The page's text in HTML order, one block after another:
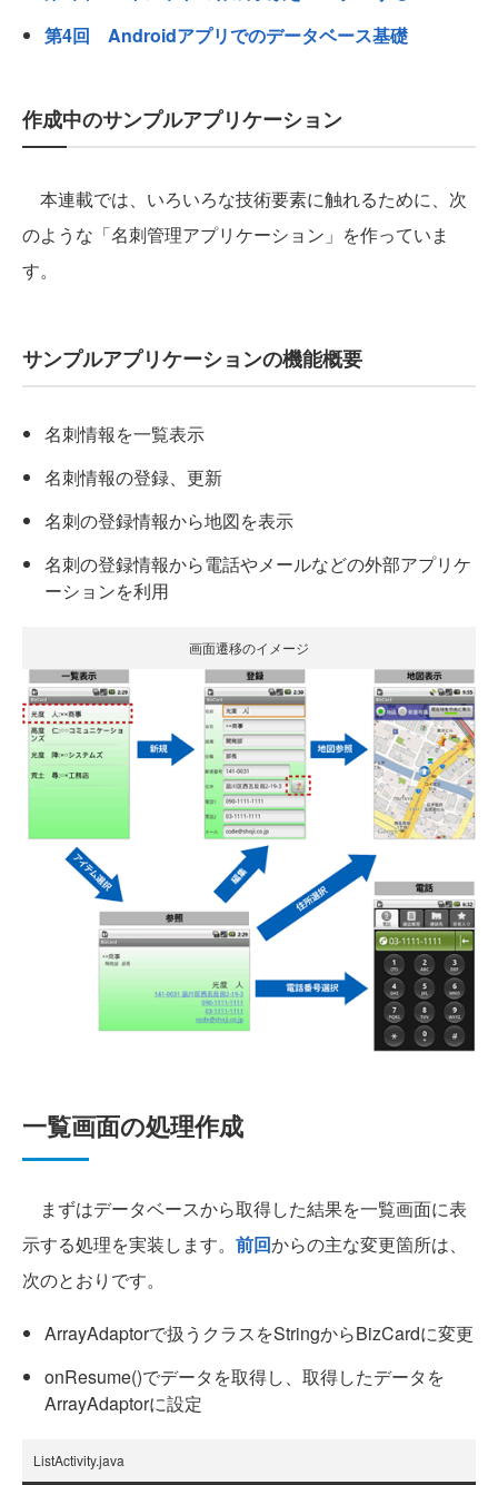
第4回 Androidアプリでのデータベース基礎
作成中のサンプルアプリケーション
本連載では、いろいろな技術要素に触れるために、次
のような「名刺管理アプリケーション」を作っていま
す。
サンプルアプリケーションの機能概要
名刺情報を一覧表示
名刺情報の登録、更新
名刺の登録情報から地図を表示
名刺の登録情報から電話やメールなどの外部アプリケ
ーションを利用
画面遷移のイメージ
一覧画面の処理作成
まずはデータベースから取得した結果を一覧画面に表
示する処理を実装します。 前回からの主な変更箇所は、
次のとおりです。
ArrayAdaptorで扱うクラスをStringからBizCardに変更
onResume()でデータを取得し、取得したデータを
ArrayAdaptorに設定
ListActivity.java